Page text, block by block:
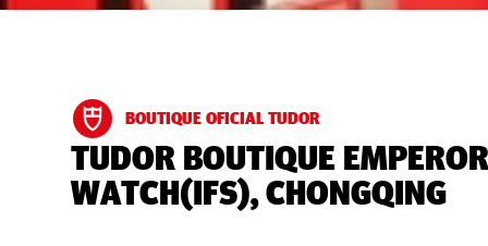
BOUTIQUE OFICIAL TUDOR
‭TUDOR BOUTIQUE EMPEROR
WATCH(IFS), CHONGQING‬